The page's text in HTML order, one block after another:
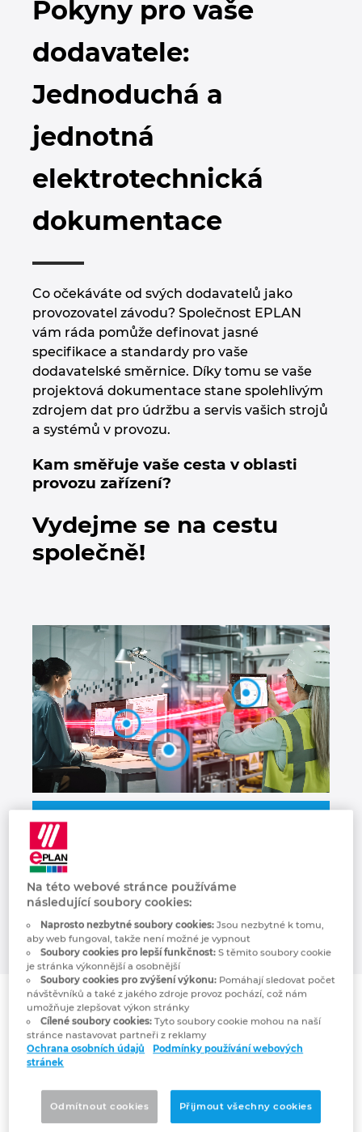
Pokyny pro vaše
dodavatele:
Jednoduchá a
jednotná
elektrotechnická
dokumentace
Co očekáváte od svých dodavatelů jako
provozovatel závodu? Společnost EPLAN
vám ráda pomůže definovat jasné
specifikace a standardy pro vaše
dodavatelské směrnice. Díky tomu se vaše
projektová dokumentace stane spolehlivým
zdrojem dat pro údržbu a servis vašich strojů
a systémů v provozu.
Kam směřuje vaše cesta v oblasti
provozu zařízení?
Vydejme se na cestu
společně!
Digitální údržba
Nepřehledná
dokumentace od vašich
dodavatelů? Pojďme to
změnit!
Technologie budov
Konfigurace
Integrace pro ERP, PDM a PLM
EPLAN Education pro studenty
EPLAN aplikace pro spolupráci
Blog EPLAN CZ&SK
Trust Center
Bulharsko
Česká republika
Čína
Dánsko
Filipíny
Finsko
Chile
China Taiwan
Chorvatsko
Indonesie
Itálie
Japonsko
Jihoafrická republika
Jižní Korea
Kanada
Kolumbie
Litva
Lucembursko
Maďarsko
Malajsie
Mexiko
Německo
Norsko
Na této webové stránce používáme
následující soubory cookies:
Naprosto nezbytné soubory cookies:Jsou nezbytné k tomu,
aby web fungoval, takže není možné je vypnout
Soubory cookies pro lepší funkčnost:S těmito soubory cookie
je stránka výkonnější a osobnější
Soubory cookies pro zvýšení výkonu:Pomáhají sledovat počet
návštěvníků a také z jakého zdroje provoz pochází, což nám
umožňuje zlepšovat výkon stránky
Cílené soubory cookies:Tyto soubory cookie mohou na naší
stránce nastavovat partneři z reklamy
Ochrana osobních údajů
Podmínky používání webových
stránek
Odmítnout cookies Přijmout všechny cookies